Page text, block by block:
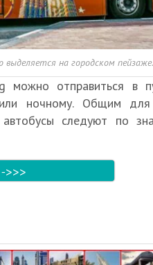
на городском пейзаже.
можно отправиться в
ночному. Общим для
следуют по
>>>